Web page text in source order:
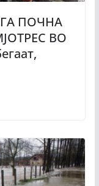
ПОЧНА
ВО